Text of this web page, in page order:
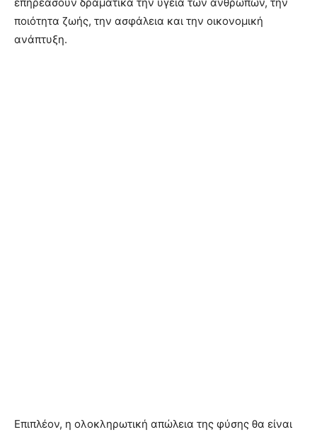
ποιότητα ζωής, την ασφάλεια και την οικονομική
ανάπτυξη.
Επιπλέον, η ολοκληρωτική απώλεια της φύσης θα είναι